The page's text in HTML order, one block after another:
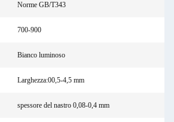
Norme GB/T343
700-900
Bianco luminoso
Larghezza:00,5-4,5 mm
spessore del nastro 0,08-0,4 mm